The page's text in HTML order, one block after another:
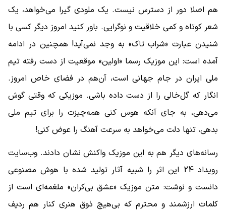
هم اصلا دور از دسترس نیست. یک ملودی گیرا می‌خواهد، یک
شعر کوتاه و کمی خلاقیت و نوگرایی. باور کنید امروز دیگر کسی با
شنیدن عبارت «شراب تاک» به وجد نمی‌آید! همچنین در ادامه
آمده است: این موزیک رسما «اولین» موقعیت از دست رفته تیم
ملی ایران در جام جهانی است، آن‌هم در فضای خاص امروز.
انگار که گل‌خالی را از دست داده باشی. موزیکی که وقتی گوش
می‌دهی، به جای آنکه هوس کنی همه‌چیزت را برای تیم ملی
بدهی، تنها دلت می‌خواهد به سرعت آهنگ را عوض کنی!
رسانه‌های دیگر هم به این موزیک واکنش نشان دادند. وب‌سایت
رویداد 24 این اثر را شبیه آثار تولید شده با هوش مصنوعی
دانست و نوشت: متن موزیک «عشق بی‌کران» ملغمه‌ای است از
کلمات ارزشمند و محترم که بی‌هیچ ذوق هنری کنار هم ردیف